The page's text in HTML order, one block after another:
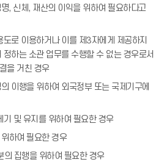
, 신체, 재산의 이익을 위하여 필요하다고
로 이용하거나 이를 제3자에게 제공하지
하는 소관 업무를 수행할 수 없는 경우로서
을 거친 경우
이행을 위하여 외국정부 또는 국제기구에
기 및 유지를 위하여 필요한 경우
하여 필요한 경우
의 집행을 위하여 필요한 경우